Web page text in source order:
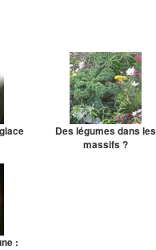
Des légumes dans les
massifs ?
: